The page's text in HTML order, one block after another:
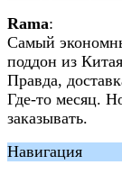
Rama:
Самый
поддон из
Правда,
Где-то месяц.
заказывать.
Навигация